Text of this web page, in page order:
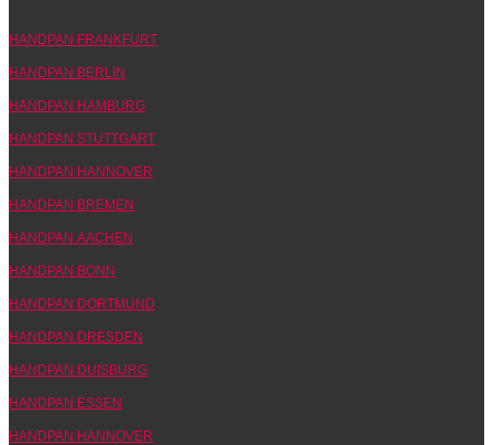
HANDPAN FRANKFURT
HANDPAN BERLIN
HANDPAN HAMBURG
HANDPAN STUTTGART
HANDPAN HANNOVER
HANDPAN BREMEN
HANDPAN AACHEN
HANDPAN BONN
HANDPAN DORTMUND
HANDPAN DRESDEN
HANDPAN DUISBURG
HANDPAN ESSEN
HANDPAN HANNOVER